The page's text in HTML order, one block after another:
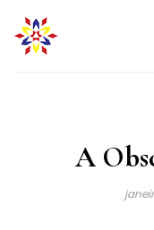
content
A